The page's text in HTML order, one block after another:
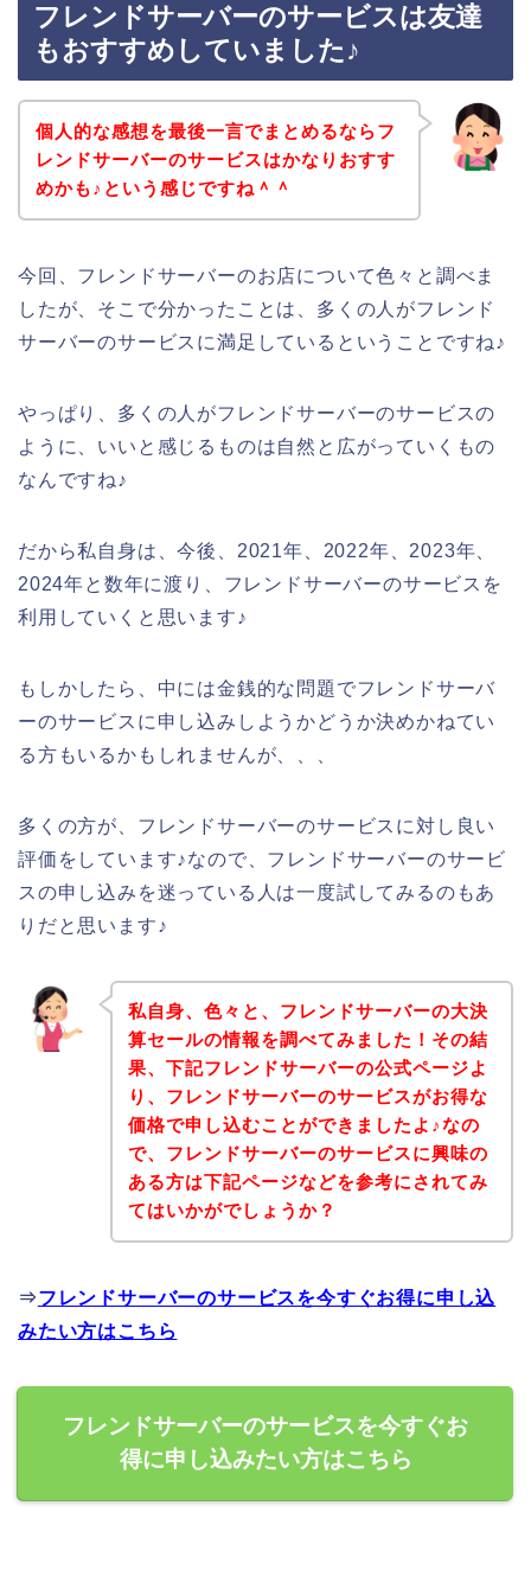
フレンドサーバーのサービスは友達
もおすすめしていました♪
個人的な感想を最後一言でまとめるならフ
レンドサーバーのサービスはかなりおすす
めかも♪という感じですね＾＾
今回、フレンドサーバーのお店について色々と調べま
したが、そこで分かったことは、多くの人がフレンド
サーバーのサービスに満足しているということですね♪
やっぱり、多くの人がフレンドサーバーのサービスの
ように、いいと感じるものは自然と広がっていくもの
なんですね♪
だから私自身は、今後、2021年、2022年、2023年、
2024年と数年に渡り、フレンドサーバーのサービスを
利用していくと思います♪
もしかしたら、中には金銭的な問題でフレンドサーバ
ーのサービスに申し込みしようかどうか決めかねてい
る方もいるかもしれませんが、、、
多くの方が、フレンドサーバーのサービスに対し良い
評価をしています♪なので、フレンドサーバーのサービ
スの申し込みを迷っている人は一度試してみるのもあ
りだと思います♪
私自身、色々と、フレンドサーバーの大決
算セールの情報を調べてみました！その結
果、下記フレンドサーバーの公式ページよ
り、フレンドサーバーのサービスがお得な
価格で申し込むことができましたよ♪なの
で、フレンドサーバーのサービスに興味の
ある方は下記ページなどを参考にされてみ
てはいかがでしょうか？
⇒フレンドサーバーのサービスを今すぐお得に申し込
みたい方はこちら
フレンドサーバーのサービスを今すぐお
得に申し込みたい方はこちら